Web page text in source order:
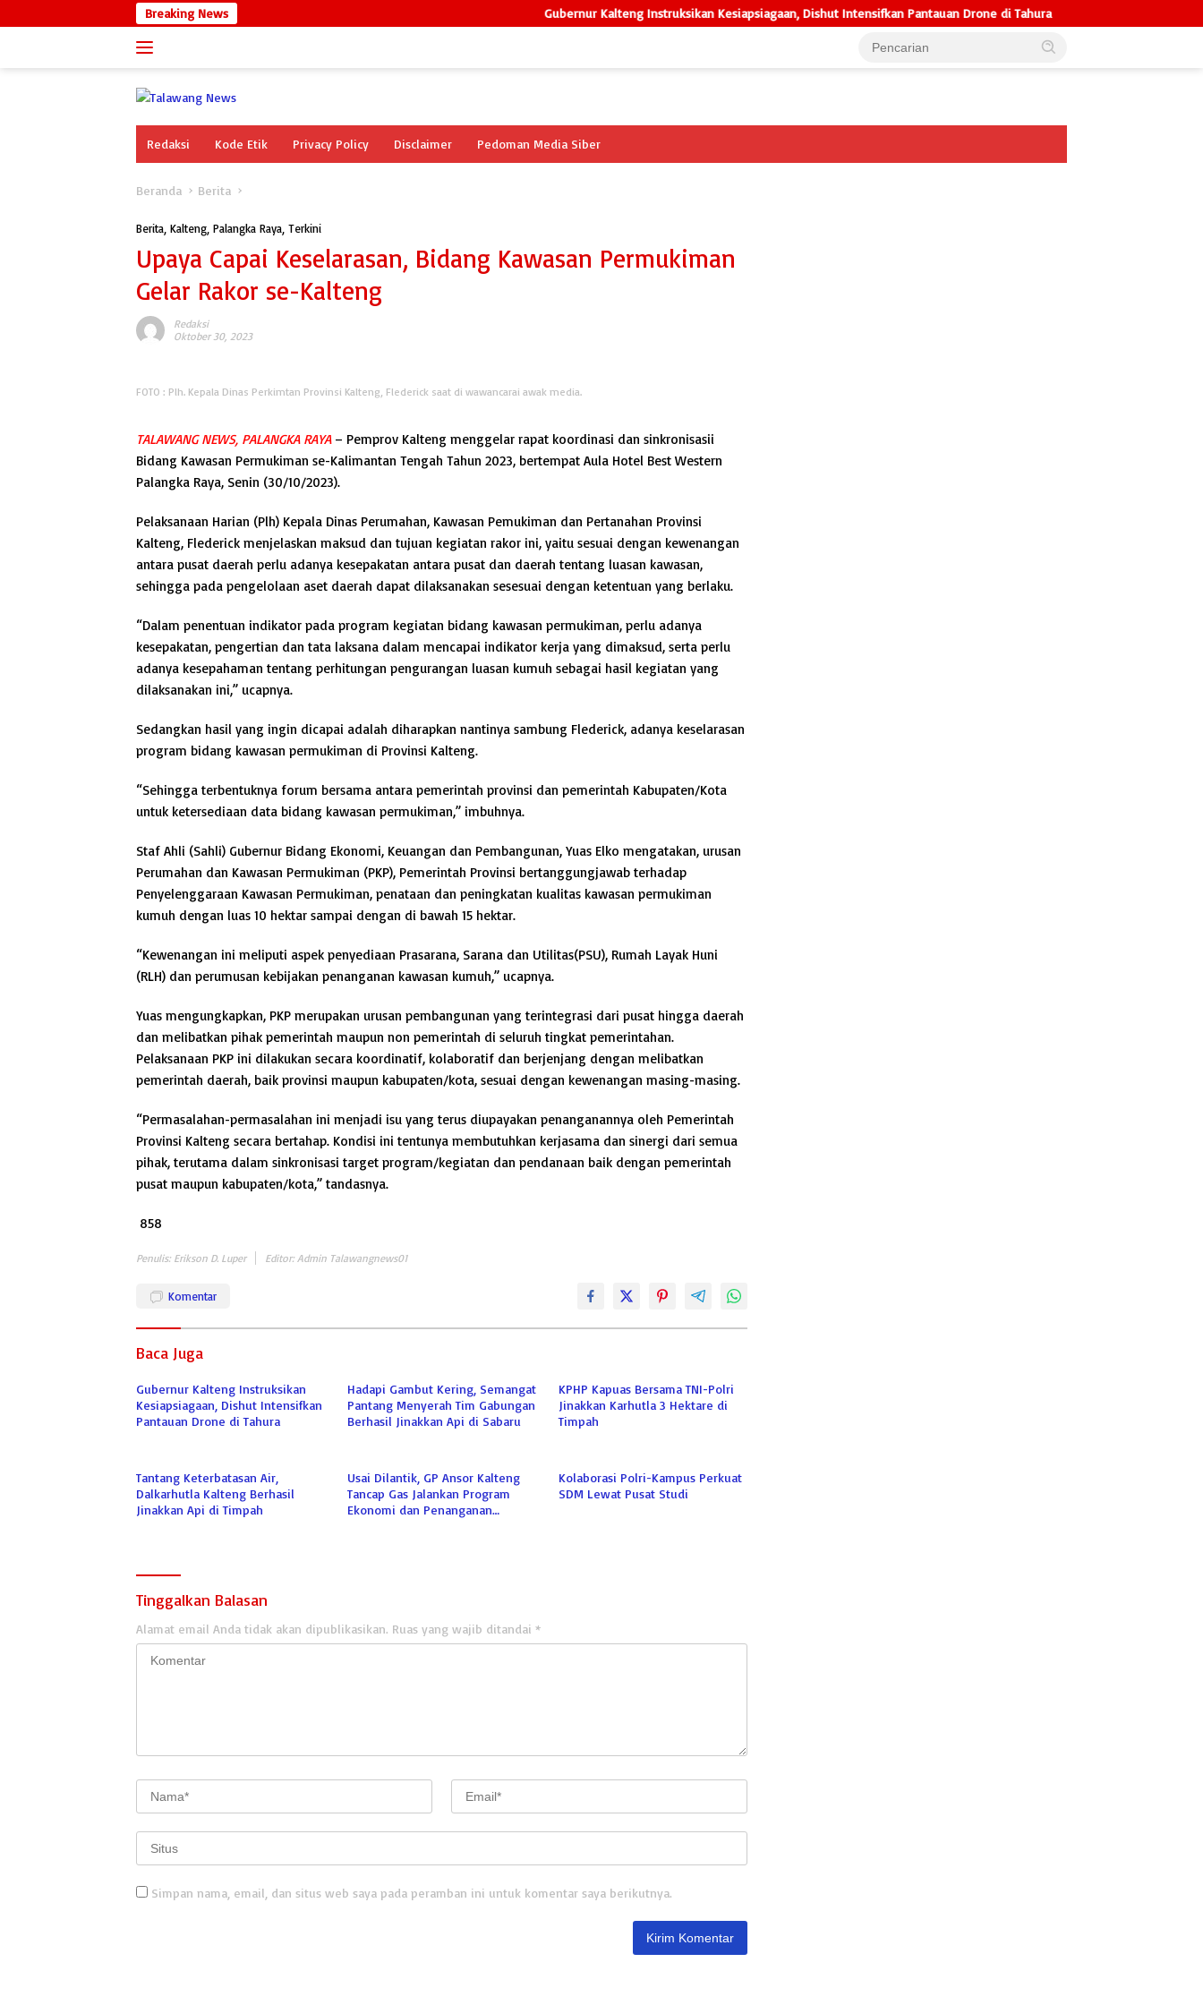
ke
Breaking News Gubernur Kalteng Instruksikan Kesiapsiagaan, Dishut Intensifkan Pantauan Drone di Tahura
Redaksi Kode Etik Privacy Policy Disclaimer Pedoman Media Siber
Beranda Berita
Berita Kalteng Palangka Raya Terkini
Upaya Capai Keselarasan, Bidang Kawasan Permukiman
Gelar Rakor se-Kalteng
Redaksi
Oktober 30, 2023
FOTO : Plh. Kepala Dinas Perkimtan Provinsi Kalteng, Flederick saat di wawancarai awak media.
TALAWANG NEWS, PALANGKA RAYA – Pemprov Kalteng menggelar rapat koordinasi dan sinkronisasii
Bidang Kawasan Permukiman se-Kalimantan Tengah Tahun 2023, bertempat Aula Hotel Best Western
Palangka Raya, Senin (30/10/2023).
Pelaksanaan Harian (Plh) Kepala Dinas Perumahan, Kawasan Pemukiman dan Pertanahan Provinsi
Kalteng, Flederick menjelaskan maksud dan tujuan kegiatan rakor ini, yaitu sesuai dengan kewenangan
antara pusat daerah perlu adanya kesepakatan antara pusat dan daerah tentang luasan kawasan,
sehingga pada pengelolaan aset daerah dapat dilaksanakan sesesuai dengan ketentuan yang berlaku.
“Dalam penentuan indikator pada program kegiatan bidang kawasan permukiman, perlu adanya
kesepakatan, pengertian dan tata laksana dalam mencapai indikator kerja yang dimaksud, serta perlu
adanya kesepahaman tentang perhitungan pengurangan luasan kumuh sebagai hasil kegiatan yang
dilaksanakan ini,” ucapnya.
Sedangkan hasil yang ingin dicapai adalah diharapkan nantinya sambung Flederick, adanya keselarasan
program bidang kawasan permukiman di Provinsi Kalteng.
“Sehingga terbentuknya forum bersama antara pemerintah provinsi dan pemerintah Kabupaten/Kota
untuk ketersediaan data bidang kawasan permukiman,” imbuhnya.
Staf Ahli (Sahli) Gubernur Bidang Ekonomi, Keuangan dan Pembangunan, Yuas Elko mengatakan, urusan
Perumahan dan Kawasan Permukiman (PKP), Pemerintah Provinsi bertanggungjawab terhadap
Penyelenggaraan Kawasan Permukiman, penataan dan peningkatan kualitas kawasan permukiman
kumuh dengan luas 10 hektar sampai dengan di bawah 15 hektar.
“Kewenangan ini meliputi aspek penyediaan Prasarana, Sarana dan Utilitas(PSU), Rumah Layak Huni
(RLH) dan perumusan kebijakan penanganan kawasan kumuh,” ucapnya.
Yuas mengungkapkan, PKP merupakan urusan pembangunan yang terintegrasi dari pusat hingga daerah
dan melibatkan pihak pemerintah maupun non pemerintah di seluruh tingkat pemerintahan.
Pelaksanaan PKP ini dilakukan secara koordinatif, kolaboratif dan berjenjang dengan melibatkan
pemerintah daerah, baik provinsi maupun kabupaten/kota, sesuai dengan kewenangan masing-masing.
“Permasalahan-permasalahan ini menjadi isu yang terus diupayakan penanganannya oleh Pemerintah
Provinsi Kalteng secara bertahap. Kondisi ini tentunya membutuhkan kerjasama dan sinergi dari semua
pihak, terutama dalam sinkronisasi target program/kegiatan dan pendanaan baik dengan pemerintah
pusat maupun kabupaten/kota,” tandasnya.
858
Penulis: Erikson D. Luper Editor: Admin Talawangnews01
Komentar
Baca Juga
Gubernur Kalteng Instruksikan
Kesiapsiagaan, Dishut Intensifkan
Pantauan Drone di Tahura
Hadapi Gambut Kering, Semangat
Pantang Menyerah Tim Gabungan
Berhasil Jinakkan Api di Sabaru
KPHP Kapuas Bersama TNI-Polri
Jinakkan Karhutla 3 Hektare di
Timpah
Tantang Keterbatasan Air,
Dalkarhutla Kalteng Berhasil
Jinakkan Api di Timpah
Usai Dilantik, GP Ansor Kalteng
Tancap Gas Jalankan Program
Ekonomi dan Penanganan
Kolaborasi Polri-Kampus Perkuat
SDM Lewat Pusat Studi
Tinggalkan Balasan
Alamat email Anda tidak akan dipublikasikan. Ruas yang wajib ditandai *
Simpan nama, email, dan situs web saya pada peramban ini untuk komentar saya berikutnya.